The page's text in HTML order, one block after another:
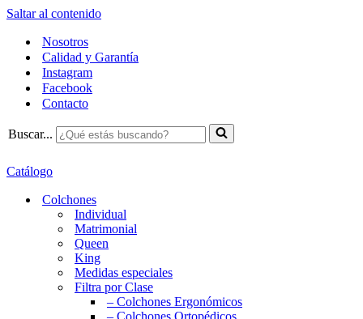
Saltar al contenido
Nosotros
Calidad y Garantía
Instagram
Facebook
Contacto
Buscar...
Catálogo
Colchones
Individual
Matrimonial
Queen
King
Medidas especiales
Filtra por Clase
– Colchones Ergonómicos
– Colchones Ortopédicos